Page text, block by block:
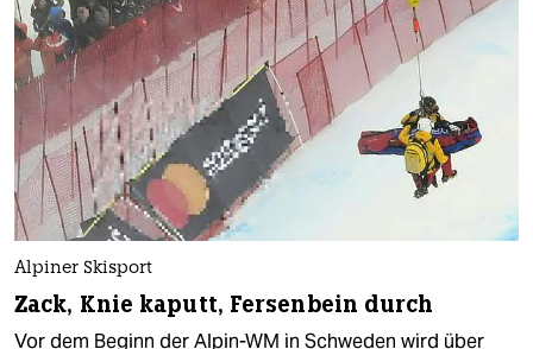
Alpiner Skisport
Zack, Knie kaputt, Fersenbein durch
Vor dem Beginn der Alpin-WM in Schweden wird über